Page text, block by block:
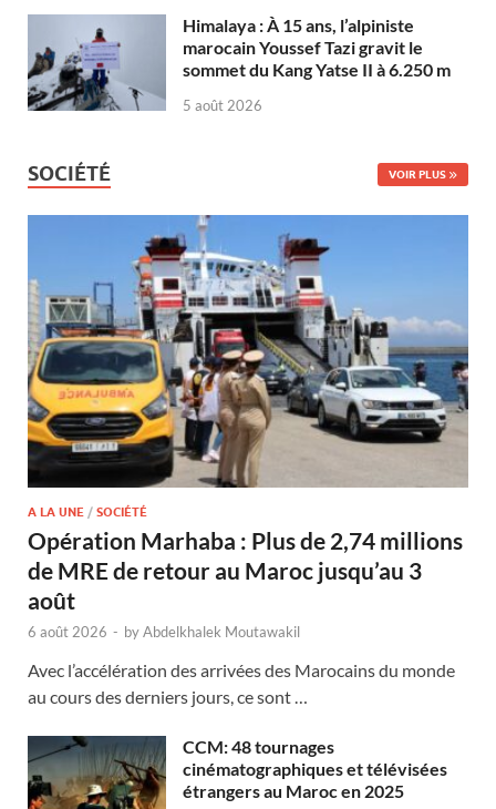
Himalaya : À 15 ans, l’alpiniste
marocain Youssef Tazi gravit le
sommet du Kang Yatse II à 6.250 m
5 août 2026
SOCIÉTÉ VOIR PLUS
A LA UNE / SOCIÉTÉ
Opération Marhaba : Plus de 2,74 millions
de MRE de retour au Maroc jusqu’au 3
août
6 août 2026 - byAbdelkhalek Moutawakil
Avec l’accélération des arrivées des Marocains du monde
au cours des derniers jours, ce sont …
CCM: 48 tournages
cinématographiques et télévisées
étrangers au Maroc en 2025